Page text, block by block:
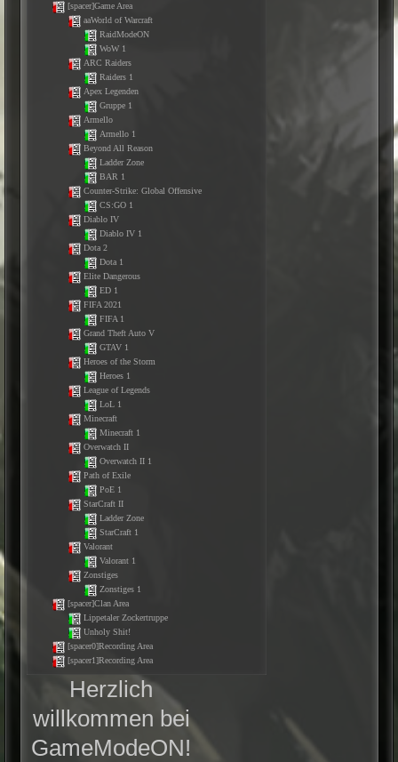
[spacer]Game Area
aaWorld of Warcraft
RaidModeON
WoW 1
ARC Raiders
Raiders 1
Apex Legenden
Gruppe 1
Armello
Armello 1
Beyond All Reason
Ladder Zone
BAR 1
Counter-Strike: Global Offensive
CS:GO 1
Diablo IV
Diablo IV 1
Dota 2
Dota 1
Elite Dangerous
ED 1
FIFA 2021
FIFA 1
Grand Theft Auto V
GTAV 1
Heroes of the Storm
Heroes 1
League of Legends
LoL 1
Minecraft
Minecraft 1
Overwatch II
Overwatch II 1
Path of Exile
PoE 1
StarCraft II
Ladder Zone
StarCraft 1
Valorant
Valorant 1
Zonstiges
Zonstiges 1
[spacer]Clan Area
Lippetaler Zockertruppe
Unholy Shit!
[spacer0]Recording Area
[spacer1]Recording Area
Herzlich
willkommen bei
GameModeON!